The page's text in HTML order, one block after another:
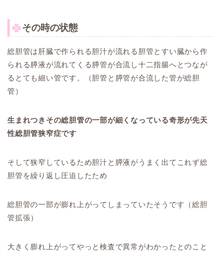
その時の状態
総胆管は肝臓で作られる胆汁が流れる胆管とすい臓から作
られる膵液が流れてくる膵管が合流し十二指腸へとつなが
るとても細い管です。（胆管と膵管が合流した管が総胆
管）
生まれつきその総胆管の一部が細くなっている奇形が先天
性総胆管狭窄症です
そして狭窄しているため胆汁と膵液がうまく出てこれず総
胆管を繰り返し圧迫したため
総胆管の一部が膨れ上がってしまっていたそうです（総胆
管拡張）
大きく膨れ上がってやっと検査で異常がわかったとのこと